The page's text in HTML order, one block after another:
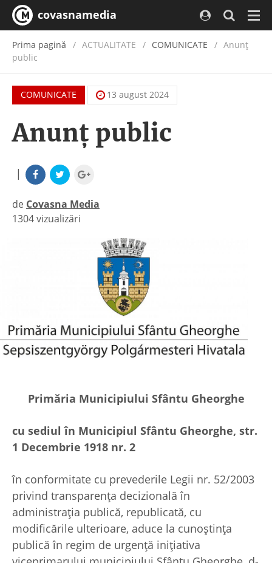
covasnamedia
Prima pagină ACTUALITATE / COMUNICATE
Anunţ
public
COMUNICATE 13 august 2024
Anunţ public
|
de Covasna Media
|
1304 vizualizări
Primăria Municipiului Sfântu Gheorghe
cu sediul în Municipiul Sfântu Gheorghe, str.
1 Decembrie 1918 nr. 2
în conformitate cu prevederile Legii nr. 52/2003
privind transparenţa decizională în
administraţia publică, republicată, cu
modificările ulterioare, aduce la cunoştinţa
publică în regim de urgență iniţiativa